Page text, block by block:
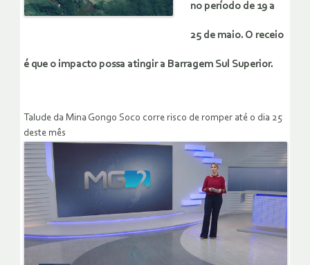
no período de 19 a
25 de maio. O receio
é que o impacto possa atingir a Barragem Sul Superior.
Talude da Mina Gongo Soco corre risco de romper até o dia 25
deste mês